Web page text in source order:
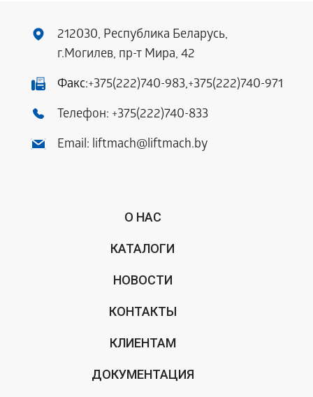
212030, Республика Беларусь,
г.Могилев, пр-т Мира, 42
Факс:+375(222)740-983,+375(222)740-971
Телефон: +375(222)740-833
Email: liftmach@liftmach.by
О НАС
КАТАЛОГИ
НОВОСТИ
КОНТАКТЫ
КЛИЕНТАМ
ДОКУМЕНТАЦИЯ